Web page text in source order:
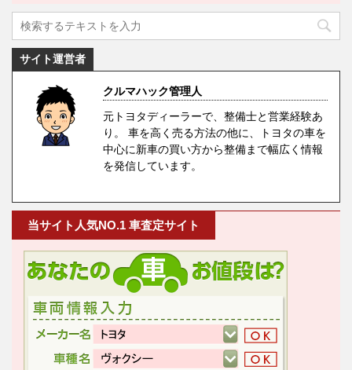
サイト運営者
クルマハック管理人
元トヨタディーラーで、整備士と営業経験あ
り。 車を高く売る方法の他に、トヨタの車を
中心に新車の買い方から整備まで幅広く情報
を発信しています。
当サイト人気NO.1 車査定サイト